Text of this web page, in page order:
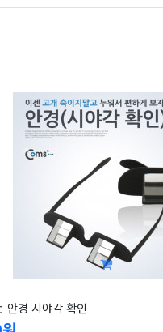
안경 시야각 확인